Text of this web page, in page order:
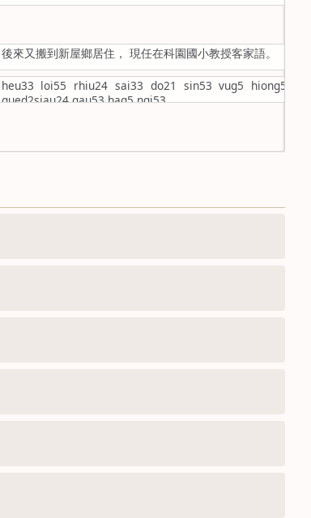
後來又搬到新屋鄉居住， 現任在科園國小教授客家語。
heu33 loi55 rhiu24 sai33 do21 sin53 vug5 hiong53
gued2siau24 gau53 hag5 ngi53 。